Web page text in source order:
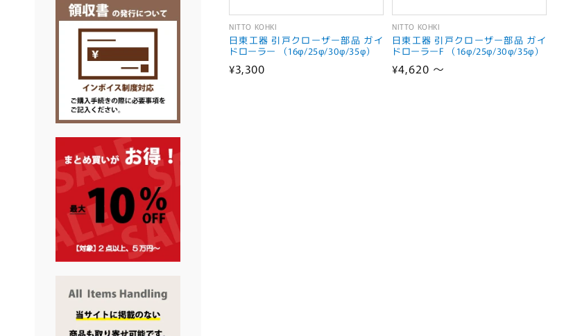
販
売
元:
NITTO KOHKI
日東工器 引戸クローザー部品 ガイ
ドローラー （16φ/25φ/30φ/35φ）
通
¥3,300
販
売
元:
NITTO KOHKI
日東工器 引戸クローザー部品 ガイ
ドローラーF （16φ/25φ/30φ/35φ）
通
¥4,620 ～